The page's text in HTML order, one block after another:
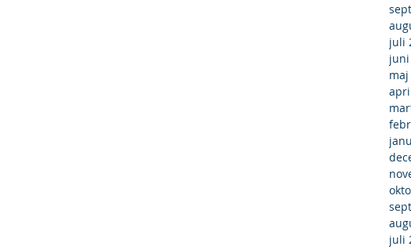
juli
juni
maj
juli